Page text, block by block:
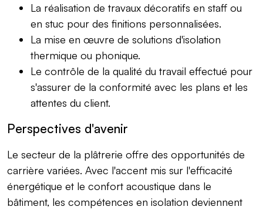
La réalisation de travaux décoratifs en staff ou
en stuc pour des finitions personnalisées.
La mise en œuvre de solutions d'isolation
thermique ou phonique.
Le contrôle de la qualité du travail effectué pour
s'assurer de la conformité avec les plans et les
attentes du client.
Perspectives d'avenir
Le secteur de la plâtrerie offre des opportunités de
carrière variées. Avec l'accent mis sur l'efficacité
énergétique et le confort acoustique dans le
bâtiment, les compétences en isolation deviennent